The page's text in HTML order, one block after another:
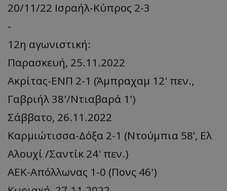
20/11/22 Ισραήλ-Κύπρος 2-3
-
12η αγωνιστική:
Παρασκευή, 25.11.2022
Ακρίτας-ΕΝΠ 2-1 (Άμπραχαμ 12' πεν.,
Γαβριήλ 38'/Ντιαβαρά 1')
Σάββατο, 26.11.2022
Καρμιώτισσα-Δόξα 2-1 (Ντούμπια 58’, Ελ
Αλουχί /Σαντίκ 24' πεν.)
ΑΕΚ-Απόλλωνας 1-0 (Πονς 46')